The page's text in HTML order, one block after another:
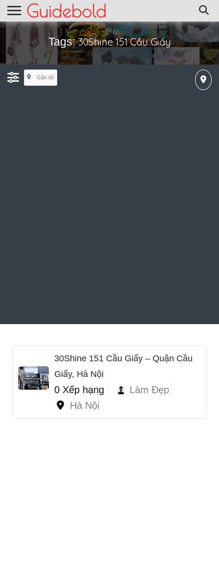
Tags:30Shine 151 Cầu Giấy
Gần tôi
30Shine 151 Cầu Giấy – Quận Cầu
Giấy, Hà Nội
0 Xếp hạng
Làm Đẹp
Hà Nội